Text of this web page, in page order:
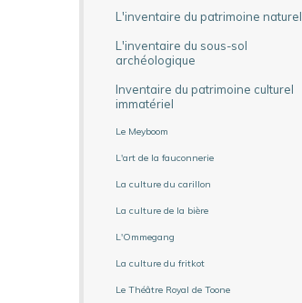
L'inventaire du patrimoine naturel
L'inventaire du sous-sol
archéologique
Inventaire du patrimoine culturel
immatériel
Le Meyboom
L'art de la fauconnerie
La culture du carillon
La culture de la bière
L'Ommegang
La culture du fritkot
Le Théâtre Royal de Toone